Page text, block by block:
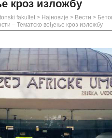
кроз изложбу
fakultet > Најновије > Вести >
– Тематско вођење кроз изложбу